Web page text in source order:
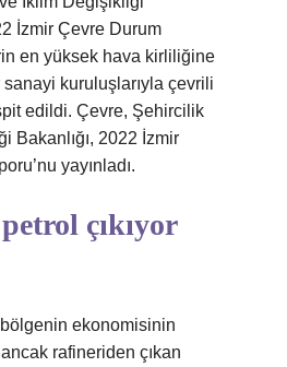
İzmir Çevre Durum
en yüksek hava kirliliğine
kuruluşlarıyla çevrili
edildi. Çevre, Şehircilik
Bakanlığı, 2022 İzmir
yayınladı.
çıkıyor
ekonomisinin
rafineriden çıkan